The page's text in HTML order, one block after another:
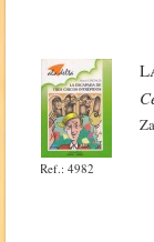
Ref.: 4982